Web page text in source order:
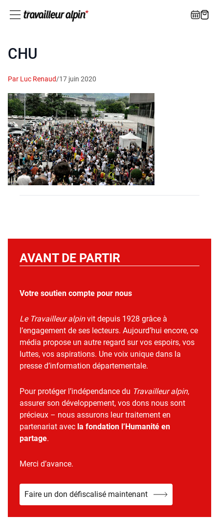
CHU
Par Luc Renaud/17 juin 2020
AVANT DE PARTIR
Votre soutien compte pour nous
Le Travailleur alpinvit depuis 1928 grâce à
l’engagement de ses lecteurs. Aujourd’hui encore, ce
média propose un autre regard sur vos espoirs, vos
luttes, vos aspirations. Une voix unique dans la
presse d’information départementale.
Pour protéger l’indépendance du Travailleur alpin,
assurer son développement, vos dons nous sont
précieux – nous assurons leur traitement en
partenariat avec la fondation l’Humanité en
partage.
Merci d’avance.
Faire un don défiscalisé maintenant